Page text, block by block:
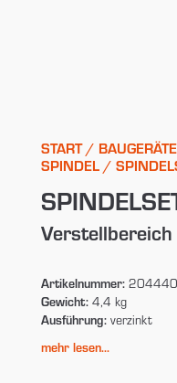
START/ BAUGERÄTE
SPINDEL/
Artikelnummer:204440
Gewicht:4,4 kg
Ausführung:verzinkt
mehr lesen...